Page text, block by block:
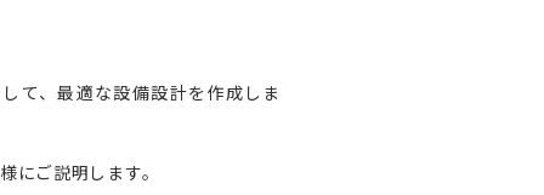
て、最適な設備設計を作成しま
にご説明します。